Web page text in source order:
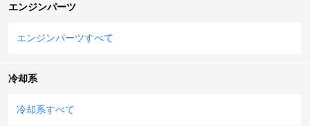
エンジンパーツ
エンジンパーツすべて
冷却系
冷却系すべて